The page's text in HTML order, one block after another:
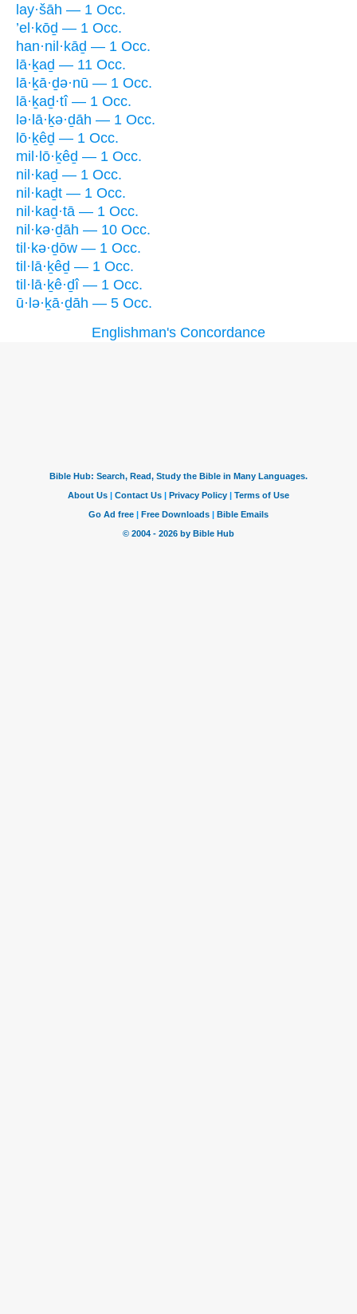
lay·šāh — 1 Occ.
’el·kōḏ — 1 Occ.
han·nil·kāḏ — 1 Occ.
lā·ḵaḏ — 11 Occ.
lā·ḵā·ḏə·nū — 1 Occ.
lā·ḵaḏ·tî — 1 Occ.
lə·lā·ḵə·ḏāh — 1 Occ.
lō·ḵêḏ — 1 Occ.
mil·lō·ḵêḏ — 1 Occ.
nil·kaḏ — 1 Occ.
nil·kaḏt — 1 Occ.
nil·kaḏ·tā — 1 Occ.
nil·kə·ḏāh — 10 Occ.
til·kə·ḏōw — 1 Occ.
til·lā·ḵêḏ — 1 Occ.
til·lā·ḵê·ḏî — 1 Occ.
ū·lə·ḵā·ḏāh — 5 Occ.
Englishman's Concordance